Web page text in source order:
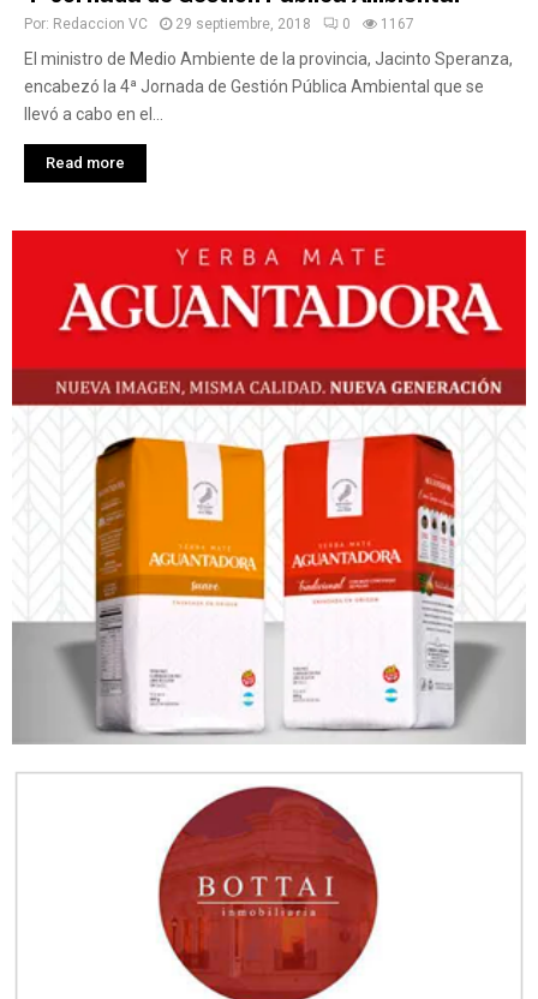
Por: Redaccion VC 29 septiembre, 2018 0 1167
El ministro de Medio Ambiente de la provincia, Jacinto Speranza,
encabezó la 4ª Jornada de Gestión Pública Ambiental que se
llevó a cabo en el...
Read more